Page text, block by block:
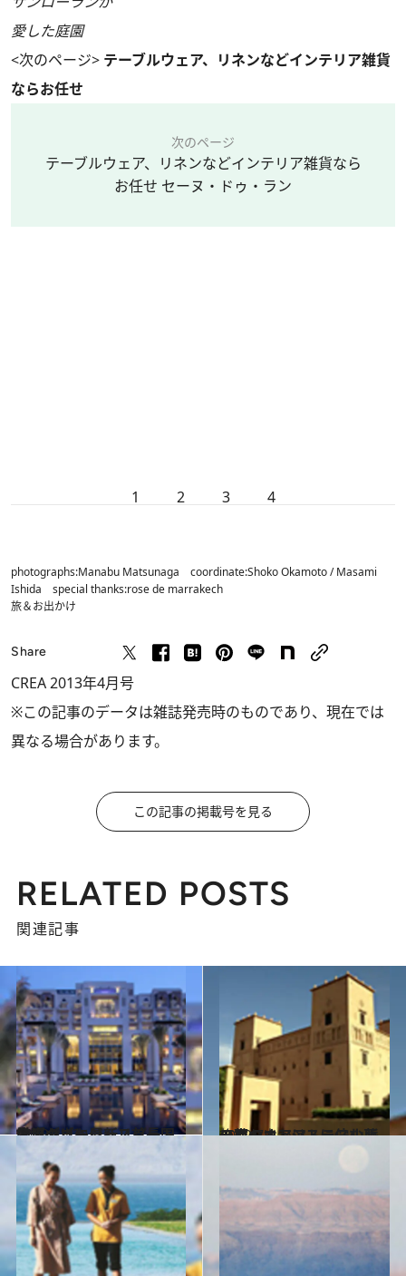
愛した庭園
<次のページ> テーブルウェア、リネンなどインテリア雑貨
ならお任せ
次のページ
テーブルウェア、リネンなどインテリア雑貨なら
お任せ セーヌ・ドゥ・ラン
1 2 3 4
photographs:Manabu Matsunaga coordinate:Shoko Okamoto / Masami
Ishida special thanks:rose de marrakech
旅＆お出かけ
Share
CREA 2013年4月号
※この記事のデータは雑誌発売時のものであり、現在では
異なる場合があります。
この記事の掲載号を見る
RELATED POSTS
関連記事
2012.8.23
中東のゴージャス首長国アブダビに最新リゾート登場
旅＆お出かけ 2012.7.9
モロッコ、アトラス山脈の麓のオアシスに佇む夢の家
旅＆お出かけ